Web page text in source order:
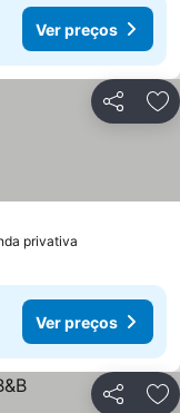
Ver preços
Partilhar
privativa
Ver preços
Partilhar